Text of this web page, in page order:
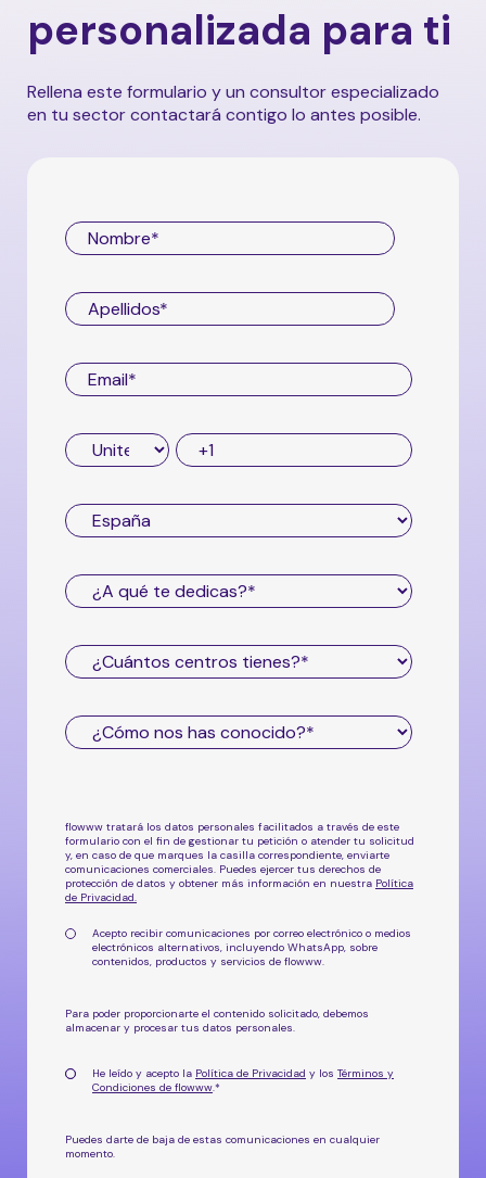
personalizada para ti
Rellena este formulario y un consultor especializado
en tu sector contactará contigo lo antes posible.
flowww tratará los datos personales facilitados a través de este
formulario con el fin de gestionar tu petición o atender tu solicitud
y, en caso de que marques la casilla correspondiente, enviarte
comunicaciones comerciales. Puedes ejercer tus derechos de
protección de datos y obtener más información en nuestra Política
de Privacidad.
Acepto recibir comunicaciones por correo electrónico o medios
electrónicos alternativos, incluyendo WhatsApp, sobre
contenidos, productos y servicios de flowww.
Para poder proporcionarte el contenido solicitado, debemos
almacenar y procesar tus datos personales.
He leído y acepto la Política de Privacidad y los Términos y
Condiciones de flowww.*
Puedes darte de baja de estas comunicaciones en cualquier
momento.